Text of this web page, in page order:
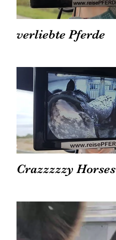
verliebte Pferde
Crazzzzzy Horses